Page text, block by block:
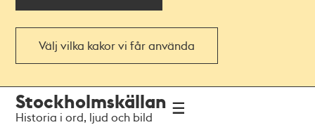
Välj vilka kakor vi får använda
navigationen
huvudinnehållet
Stockholmskällan
Historia i ord, ljud och bild